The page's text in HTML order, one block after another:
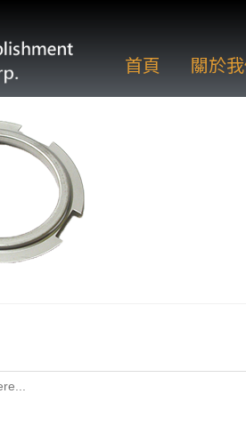
首頁 關於